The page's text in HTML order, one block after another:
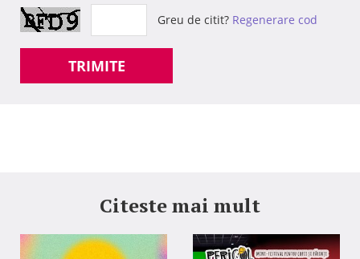
Greu de citit? Regenerare cod
TRIMITE
Citeste mai mult